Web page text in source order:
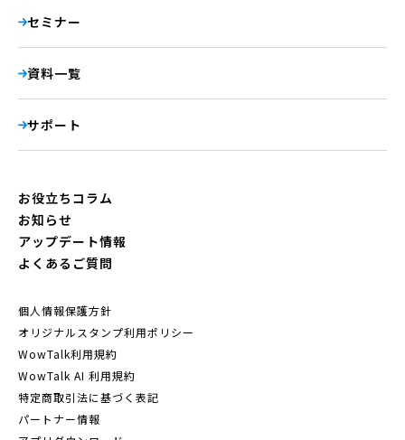
セミナー
資料一覧
サポート
お役立ちコラム
お知らせ
アップデート情報
よくあるご質問
個人情報保護方針
オリジナルスタンプ利用ポリシー
WowTalk利用規約
WowTalk AI 利用規約
特定商取引法に基づく表記
パートナー情報